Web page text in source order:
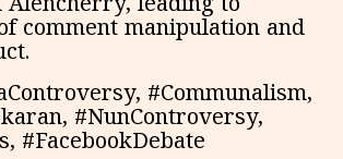
Alencherry, leading to
comment manipulation and
#Communalism,
#NunControversy,
#FacebookDebate